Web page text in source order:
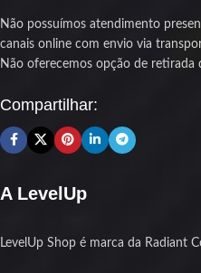
Flamengo
Produto novo com nota fiscal e
garantia para sua tranquilidade
Não possuímos atendimento
canais online com envio via
Não oferecemos opção de retirada
Compartilhar:
A LevelUp
LevelUp Shop é marca da Radiant